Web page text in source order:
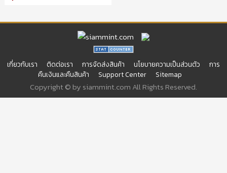
เกี่ยวกับเรา ติดต่อเรา การจัดส่งสินค้า นโยบายความเป็นส่วนตัว
การ
คืนเงินและคืนสินค้า
Support Center Sitemap
Copyright © by siammint.com All Rights Reserved.